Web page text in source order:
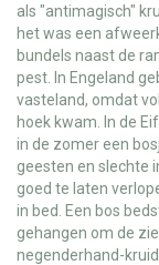
als "antimagisch"
het was een
bundels naast de
pest. In Engeland
vasteland, omdat
hoek kwam. In de
in de zomer een
geesten en slechte
goed te laten
in bed. Een bos
gehangen om de
negenderhand-